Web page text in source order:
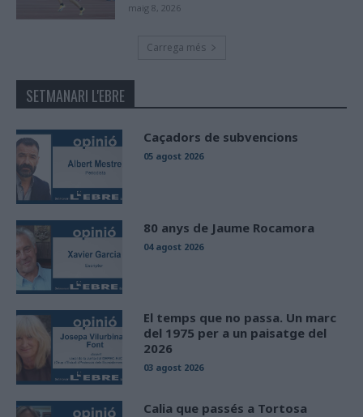
maig 8, 2026
Carrega més
SETMANARI L'EBRE
Caçadors de subvencions
05 agost 2026
80 anys de Jaume Rocamora
04 agost 2026
El temps que no passa. Un marc
del 1975 per a un paisatge del
2026
03 agost 2026
Calia que passés a Tortosa